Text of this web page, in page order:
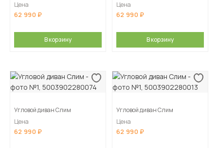
Цена
62 990
В корзину
Цена
62 990
В корзину
Угловой диван Слим
Цена
62 990
Угловой диван Слим
Цена
62 990